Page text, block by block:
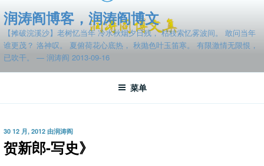
至
容
润涛阎博客，润涛阎博文
【摊破浣溪沙】老树忆当年 冷水秋烟夕日残， 枯枝索忆雾波间。 敢问当年
谁更茂？ 洛神叹。 夏俯荷花心底热， 秋抛色叶玉笛寒。 有限激情无限恨，
已吹干。 — 润涛阎 2013-09-16
菜单
发
布
于
30 12 月, 2012 由润涛阎
贺新郎-写史》